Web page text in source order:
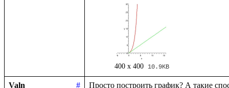
400 x 400 10.9KB
Valn
#
Просто построить график? А такие